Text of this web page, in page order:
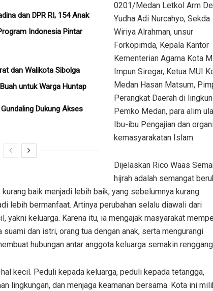
dan DPR RI, 154 Anak
Indonesia Pintar
dan Walikota Sibolga
untuk Warga Huntap
Dukung Akses
0201/Medan Letkol Arm
Yudha Adi Nurcahyo, Sekda
Wiriya Alrahman, unsur
Forkopimda, Kepala Kantor
Kementerian Agama Kota
Impun Siregar, Ketua MUI
Medan Hasan Matsum,
Perangkat Daerah di
Pemko Medan, para alim
Ibu-ibu Pengajian dan
kemasyarakatan Islam.
Dijelaskan Rico Waas
hijrah adalah semangat
kurang baik menjadi lebih baik, yang sebelumnya kurang
lebih bermanfaat. Artinya perubahan selalu diawali dari
yakni keluarga. Karena itu, ia mengajak masyarakat
suami dan istri, orang tua dengan anak, serta mengurangi
hubungan antar anggota keluarga semakin
kecil. Peduli kepada keluarga, peduli kepada tetangga,
lingkungan, dan menjaga keamanan bersama. Kota ini